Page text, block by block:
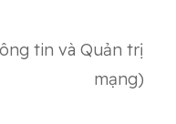
tin và Quản trị
mạng)